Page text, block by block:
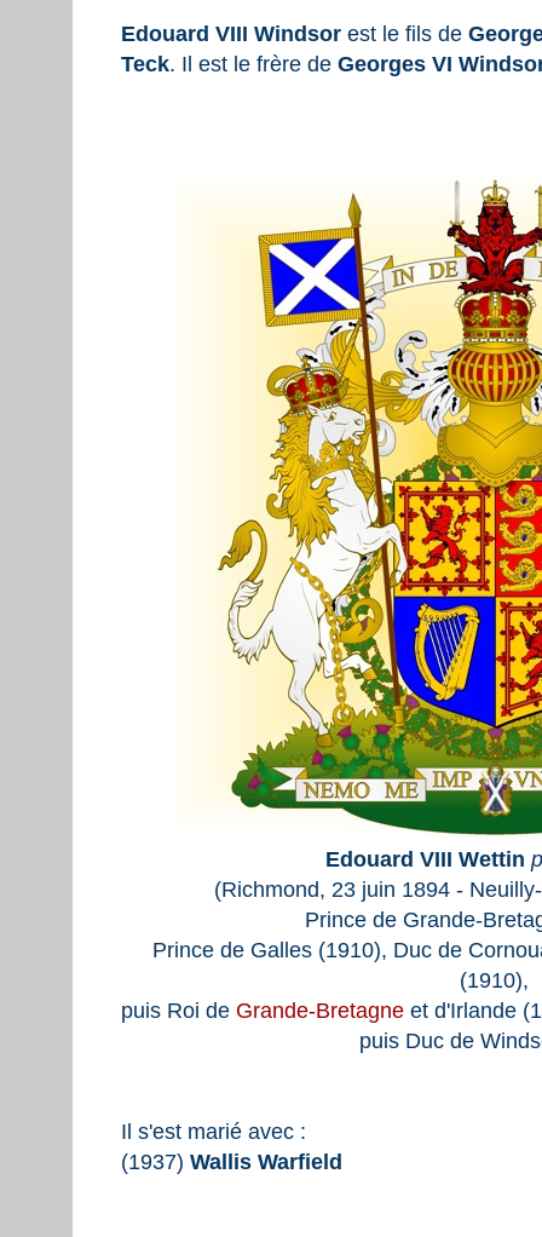
Edouard VIII Windsor est le fils de
Teck. Il est le frère de Georges VI
Edouard VIII Wettin
(Richmond, 23 juin 1894 -
Prince de Grande-
Prince de Galles (1910), Duc de
(1910),
puis Roi de Grande-Bretagne et d'Irlande
puis Duc de
Il s'est marié avec :
(1937) Wallis Warfield